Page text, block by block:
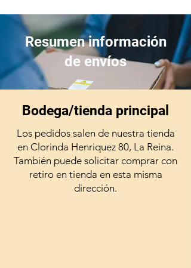
Resumen información
de envíos
Bodega/tienda principal
Los pedidos salen de nuestra tienda
en Clorinda Henriquez 80, La Reina.
También puede solicitar comprar con
retiro en tienda en esta misma
dirección.